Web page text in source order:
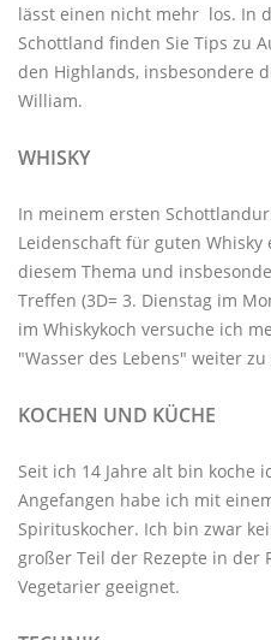
lässt einen nicht mehr los. In
Schottland finden Sie Tips zu
den Highlands, insbesondere
William.
WHISKY
In meinem ersten
Leidenschaft für guten Whisky
diesem Thema und
Treffen (3D= 3. Dienstag im
im Whiskykoch versuche ich
"Wasser des Lebens" weiter zu
KOCHEN UND KÜCHE
Seit ich 14 Jahre alt bin koche
Angefangen habe ich mit
Spirituskocher. Ich bin zwar
großer Teil der Rezepte in der
Vegetarier geeignet.